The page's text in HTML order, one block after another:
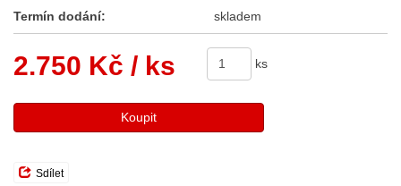
Termín dodání: skladem
2.750 Kč / ks ks
Koupit
Sdílet